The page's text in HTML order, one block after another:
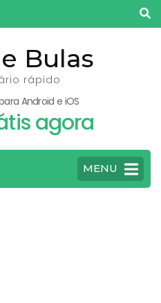
Bulas
rápido
Android e iOS
agora
MENU